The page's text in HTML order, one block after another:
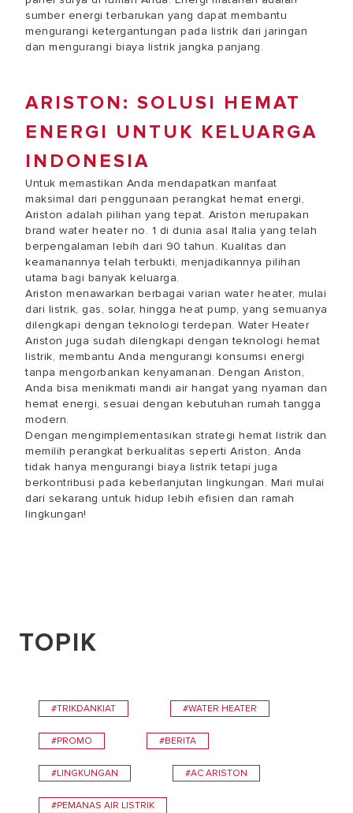
sumber energi terbarukan yang dapat membantu
mengurangi ketergantungan pada listrik dari jaringan
dan mengurangi biaya listrik jangka panjang.
ARISTON: SOLUSI HEMAT
ENERGI UNTUK KELUARGA
INDONESIA
Untuk memastikan Anda mendapatkan manfaat
maksimal dari penggunaan perangkat hemat energi,
Ariston adalah pilihan yang tepat. Ariston merupakan
brand water heater no. 1 di dunia asal Italia yang telah
berpengalaman lebih dari 90 tahun. Kualitas dan
keamanannya telah terbukti, menjadikannya pilihan
utama bagi banyak keluarga.
Ariston menawarkan berbagai varian water heater, mulai
dari listrik, gas, solar, hingga heat pump, yang semuanya
dilengkapi dengan teknologi terdepan. Water Heater
Ariston juga sudah dilengkapi dengan teknologi hemat
listrik, membantu Anda mengurangi konsumsi energi
tanpa mengorbankan kenyamanan. Dengan Ariston,
Anda bisa menikmati mandi air hangat yang nyaman dan
hemat energi, sesuai dengan kebutuhan rumah tangga
modern.
Dengan mengimplementasikan strategi hemat listrik dan
memilih perangkat berkualitas seperti Ariston, Anda
tidak hanya mengurangi biaya listrik tetapi juga
berkontribusi pada keberlanjutan lingkungan. Mari mulai
dari sekarang untuk hidup lebih efisien dan ramah
lingkungan!
TOPIK
#TRIKDANKIAT #WATER HEATER
#PROMO #BERITA
#LINGKUNGAN #AC ARISTON
#PEMANAS AIR LISTRIK